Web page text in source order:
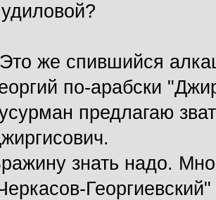
же спившийся
по-арабски
предлагаю
знать надо.